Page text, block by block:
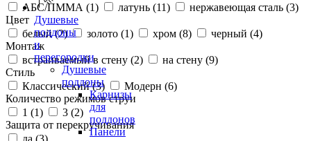
Душевые
поддоны
и
перегородки
Душевые
поддоны
Карнизы
для
поддонов
Панели
АБС/ПММА (1) латунь (11) нержавеющая сталь (3)
Цвет
белый (2) золото (1) хром (8) черный (4)
Монтаж
встраиваемый в стену (2) на стену (9)
Стиль
Классический (3) Модерн (6)
Количество режимов струи
1 (1) 3 (2)
Защита от перекручивания
да (3)